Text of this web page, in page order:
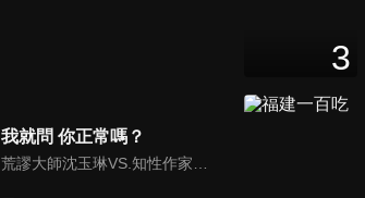
我就問 你正常嗎？
3